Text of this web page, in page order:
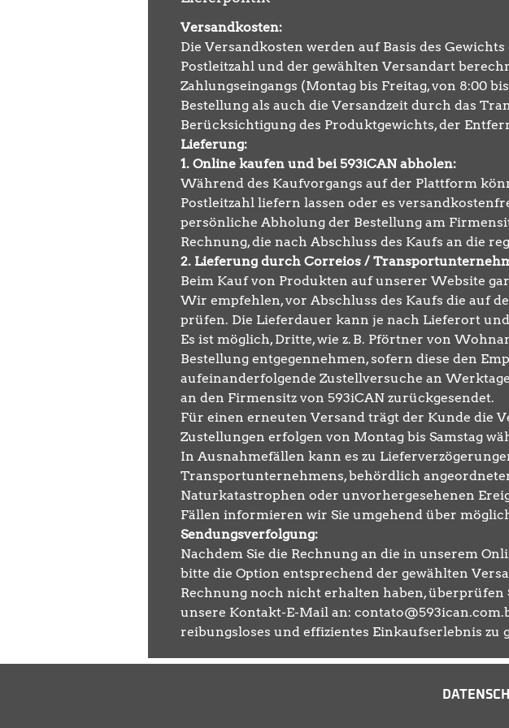
Versandkosten:
Die Versandkosten werden auf Basis des
Postleitzahl und der gewählten Versandart
Zahlungseingangs (Montag bis Freitag, von 8:00
Bestellung als auch die Versandzeit durch das
Berücksichtigung des Produktgewichts, der
Lieferung:
1. Online kaufen und bei 593iCAN abholen:
Während des Kaufvorgangs auf der Plattform
Postleitzahl liefern lassen oder es
persönliche Abholung der Bestellung am
Rechnung, die nach Abschluss des Kaufs an die
2. Lieferung durch Correios /
Beim Kauf von Produkten auf unserer Website
Wir empfehlen, vor Abschluss des Kaufs die auf
prüfen. Die Lieferdauer kann je nach Lieferort
Es ist möglich, Dritte, wie z. B. Pförtner von
Bestellung entgegennehmen, sofern diese den
aufeinanderfolgende Zustellversuche an
an den Firmensitz von 593iCAN zurückgesendet.
Für einen erneuten Versand trägt der Kunde die
Zustellungen erfolgen von Montag bis Samstag
In Ausnahmefällen kann es zu
Transportunternehmens, behördlich
Naturkatastrophen oder unvorhergesehenen
Fällen informieren wir Sie umgehend über
Sendungsverfolgung:
Nachdem Sie die Rechnung an die in unserem
bitte die Option entsprechend der gewählten
Rechnung noch nicht erhalten haben,
unsere Kontakt-E-Mail an:
reibungsloses und effizientes Einkaufserlebnis zu